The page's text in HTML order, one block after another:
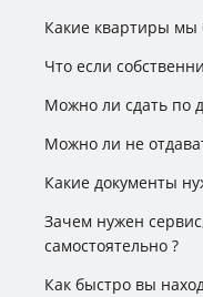
Какие квартиры мы
Что если
Можно ли сдать по
Можно ли не
Какие документы
Зачем нужен
самостоятельно ?
Как быстро вы